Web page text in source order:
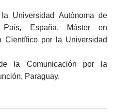
Universidad Autónoma de
España. Máster en
Científico por la Universidad
la Comunicación por la
Paraguay.